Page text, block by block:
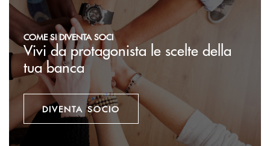
COME SI DIVENTA SOCI
Vivi da protagonista le scelte della
tua banca
DIVENTA SOCIO